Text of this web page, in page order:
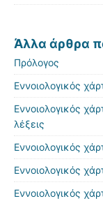
Άλλα άρθρα
Πρόλογος
Εννοιολογικός
Εννοιολογικός
λέξεις
Εννοιολογικός
Εννοιολογικός
Εννοιολογικός